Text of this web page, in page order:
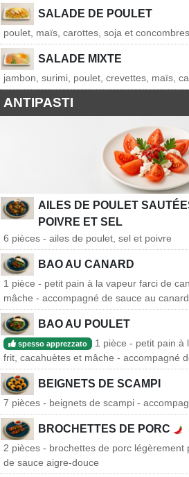
SALADE DE POULET
poulet, maïs, carottes, soja et concombres
SALADE MIXTE
jambon, surimi, poulet, crevettes, maïs,
ANTIPASTI
AILES DE POULET
POIVRE ET SEL
6 pièces - ailes de poulet, sel et poivre
BAO AU CANARD
1 pièce - petit pain à la vapeur farci de
mâche - accompagné de sauce au canard
BAO AU POULET
spesso apprezzato
1 pièce - petit pain à
frit, cacahuètes et mâche - accompagné
BEIGNETS DE SCAMPI
7 pièces - beignets de scampi -
BROCHETTES DE PORC
2 pièces - brochettes de porc légèrement
de sauce aigre-douce